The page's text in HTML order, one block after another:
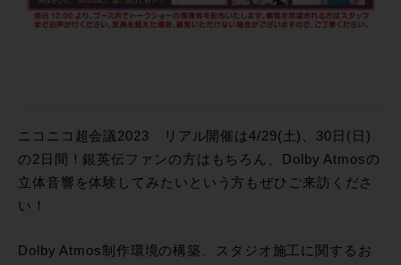
ニコニコ超会議2023 リアル開催は4/29(土)、30日(日)
の2日間！銀英伝ファンの方はもちろん、Dolby Atmosの
立体音響を体験してみたいという方もぜひご来訪くださ
い！
Dolby Atmos制作環境の構築、スタジオ施工に関するお